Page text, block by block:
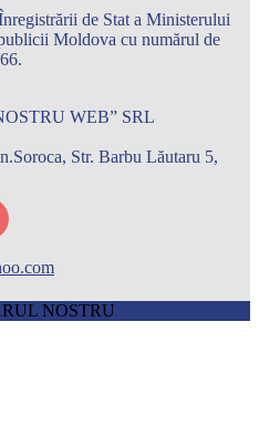
de Stat a Ministerului
Moldova cu numărul de
WEB” SRL
Str. Barbu Lăutaru 5,
NOSTRU